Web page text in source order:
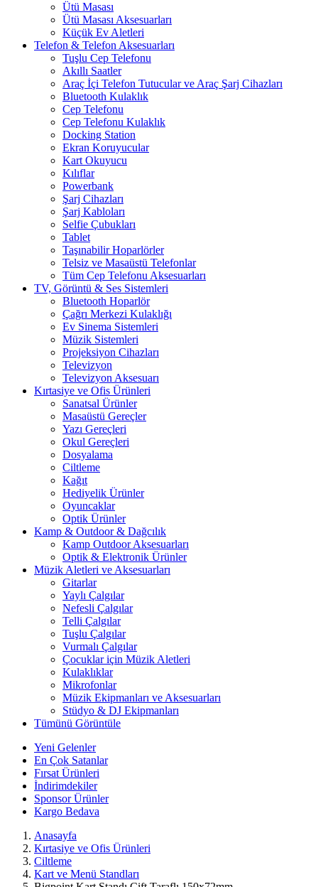
Ütü Masası
Ütü Masası Aksesuarları
Küçük Ev Aletleri
Telefon & Telefon Aksesuarları
Tuşlu Cep Telefonu
Akıllı Saatler
Araç İçi Telefon Tutucular ve Araç Şarj Cihazları
Bluetooth Kulaklık
Cep Telefonu
Cep Telefonu Kulaklık
Docking Station
Ekran Koruyucular
Kart Okuyucu
Kılıflar
Powerbank
Şarj Cihazları
Şarj Kabloları
Selfie Çubukları
Tablet
Taşınabilir Hoparlörler
Telsiz ve Masaüstü Telefonlar
Tüm Cep Telefonu Aksesuarları
TV, Görüntü & Ses Sistemleri
Bluetooth Hoparlör
Çağrı Merkezi Kulaklığı
Ev Sinema Sistemleri
Müzik Sistemleri
Projeksiyon Cihazları
Televizyon
Televizyon Aksesuarı
Kırtasiye ve Ofis Ürünleri
Sanatsal Ürünler
Masaüstü Gereçler
Yazı Gereçleri
Okul Gereçleri
Dosyalama
Ciltleme
Kağıt
Hediyelik Ürünler
Oyuncaklar
Optik Ürünler
Kamp & Outdoor & Dağcılık
Kamp Outdoor Aksesuarları
Optik & Elektronik Ürünler
Müzik Aletleri ve Aksesuarları
Gitarlar
Yaylı Çalgılar
Nefesli Çalgılar
Telli Çalgılar
Tuşlu Çalgılar
Vurmalı Çalgılar
Çocuklar için Müzik Aletleri
Kulaklıklar
Mikrofonlar
Müzik Ekipmanları ve Aksesuarları
Stüdyo & DJ Ekipmanları
Tümünü Görüntüle
Yeni Gelenler
En Çok Satanlar
Fırsat Ürünleri
İndirimdekiler
Sponsor Ürünler
Kargo Bedava
Anasayfa
Kırtasiye ve Ofis Ürünleri
Ciltleme
Kart ve Menü Standları